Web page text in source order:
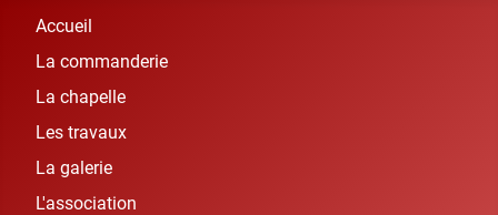
Accueil
La commanderie
La chapelle
Les travaux
La galerie
L'association